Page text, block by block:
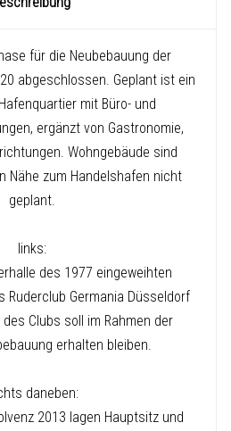
für die Neubebauung der
abgeschlossen. Geplant ist ein
mit Büro- und
ergänzt von Gastronomie,
Wohngebäude sind
Nähe zum Handelshafen nicht
geplant.
links:
des 1977 eingeweihten
Ruderclub Germania Düsseldorf
Clubs soll im Rahmen der
erhalten bleiben.
daneben:
2013 lagen Hauptsitz und